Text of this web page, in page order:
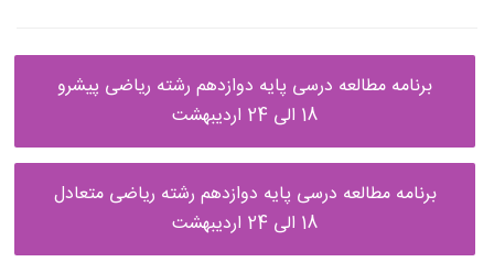
برنامه مطالعه درسی پایه دوازدهم رشته ریاضی پیشرو
18 الی 24 اردیبهشت
برنامه مطالعه درسی پایه دوازدهم رشته ریاضی متعادل
18 الی 24 اردیبهشت